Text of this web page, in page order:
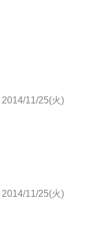
2014/11/25(火)
2014/11/25(火)